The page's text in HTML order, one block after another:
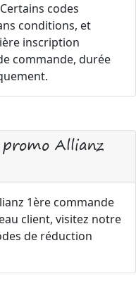
codes
conditions, et
inscription
commande, durée
Allianz
1ère commande
client, visitez notre
de réduction